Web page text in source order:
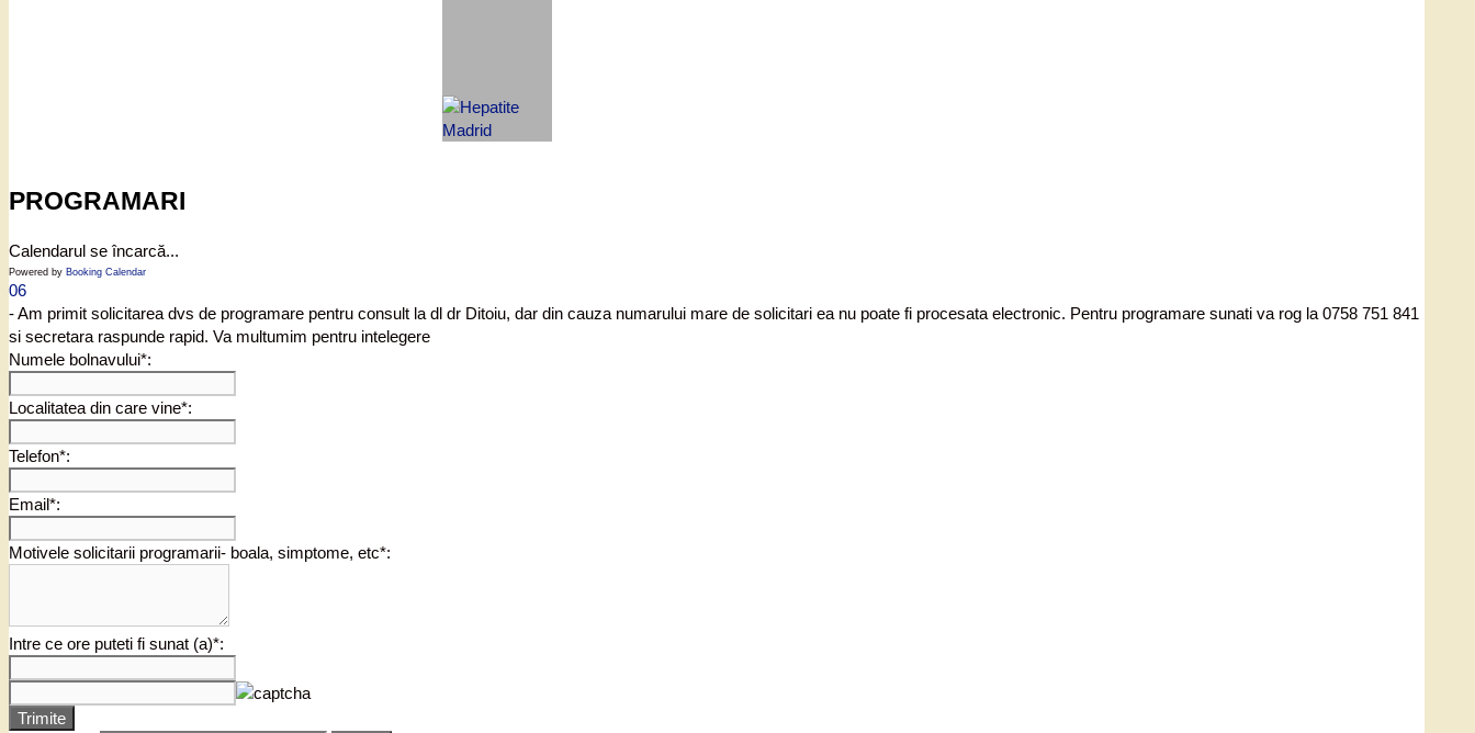
PROGRAMARI
Calendarul se încarcă...
Powered by Booking Calendar
06
- Am primit solicitarea dvs de programare pentru consult la dl dr Ditoiu, dar din cauza numarului mare de solicitari ea nu poate fi procesata electronic. Pentru programare sunati va rog la 0758 751 841
si secretara raspunde rapid. Va multumim pentru intelegere
Numele bolnavului*:
Localitatea din care vine*:
Telefon*:
Email*:
Motivele solicitarii programarii- boala, simptome, etc*:
Intre ce ore puteti fi sunat (a)*:
Trimite